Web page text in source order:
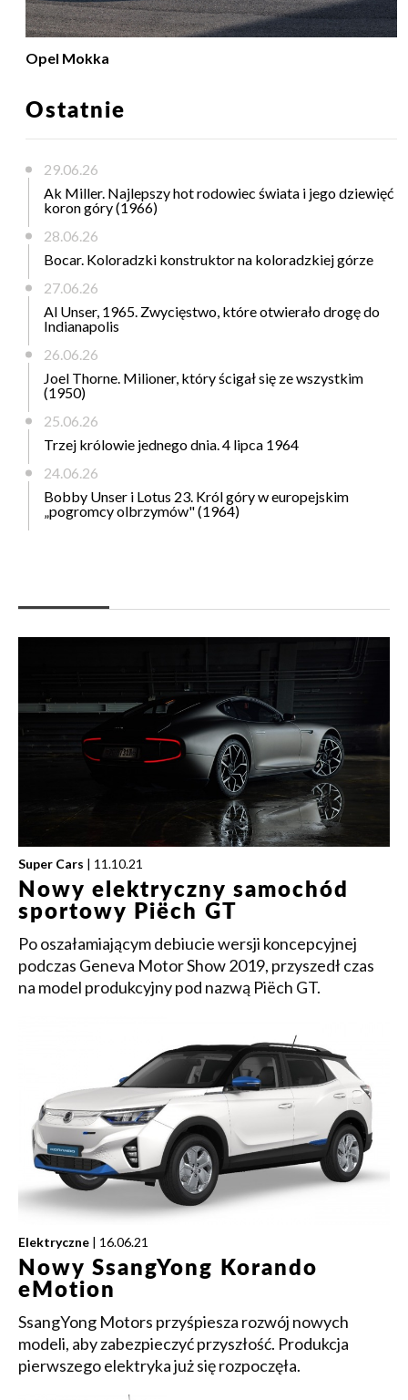
Opel Mokka
Ostatnie
29.06.26
Ak Miller. Najlepszy hot rodowiec świata i jego dziewięć
koron góry (1966)
28.06.26
Bocar. Koloradzki konstruktor na koloradzkiej górze
27.06.26
Al Unser, 1965. Zwycięstwo, które otwierało drogę do
Indianapolis
26.06.26
Joel Thorne. Milioner, który ścigał się ze wszystkim
(1950)
25.06.26
Trzej królowie jednego dnia. 4 lipca 1964
24.06.26
Bobby Unser i Lotus 23. Król góry w europejskim
„pogromcy olbrzymów" (1964)
Super Cars | 11.10.21
Nowy elektryczny samochód
sportowy Piëch GT
Po oszałamiającym debiucie wersji koncepcyjnej
podczas Geneva Motor Show 2019, przyszedł czas
na model produkcyjny pod nazwą Piëch GT.
Elektryczne | 16.06.21
Nowy SsangYong Korando
eMotion
SsangYong Motors przyśpiesza rozwój nowych
modeli, aby zabezpieczyć przyszłość. Produkcja
pierwszego elektryka już się rozpoczęła.